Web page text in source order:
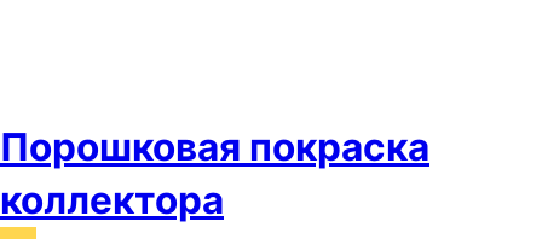
Порошковая покраска
коллектора